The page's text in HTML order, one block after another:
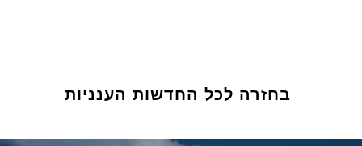
בחזרה לכל החדשות הענניות